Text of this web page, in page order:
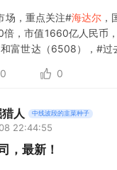
场，重点关注#海达尔
，市值1660亿人民币
富世达（6508），#过
0 0
人 中线波段的韭菜种子
22:44:55
，最新！